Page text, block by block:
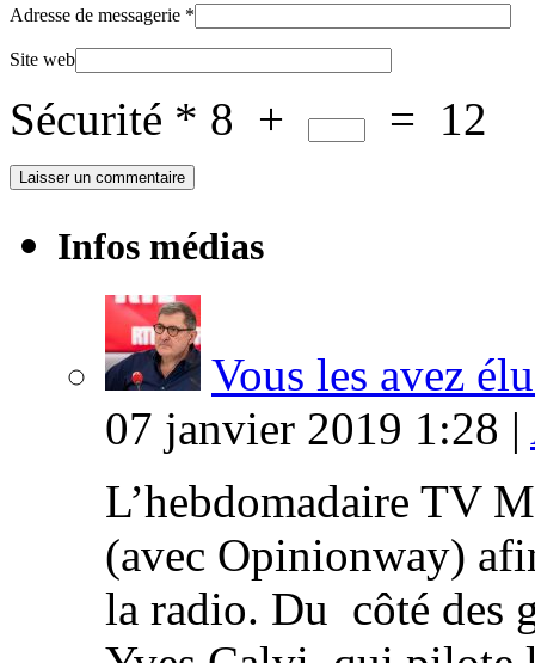
Adresse de messagerie *
Site web
Sécurité * 8 + = 12
Infos médias
Vous les avez
07 janvier 2019 1:28 |
L’hebdomadaire TV
(avec Opinionway)
la radio. Du côté des